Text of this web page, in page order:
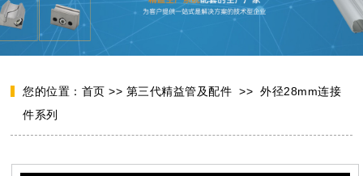
您的位置： 首页 >> 第三代精益管及配件 >>外径28mm连接
件系列